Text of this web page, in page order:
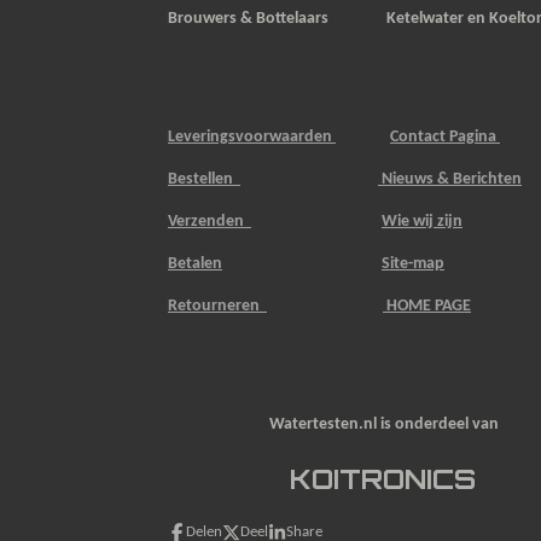
Brouwers & Bottelaars Ketelwater en
Leveringsvoorwaarden Contact Pagina
Bestellen Nieuws & Berichten
Verzenden Wie wij zijn
Betalen Site-map
Retourneren HOME PAGE
Watertesten.nl is onderdeel van
KOITRONICS
Delen Deel Share